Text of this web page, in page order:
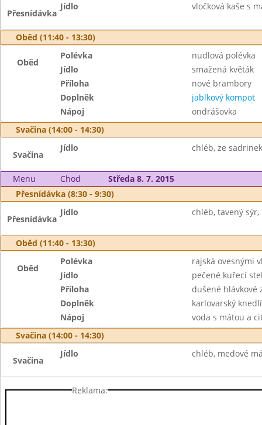
Přesnídávka
Jídlo vločková kaše s
Oběd (11:40 - 13:30)
Oběd
Polévka
nudlová polévka
Jídlo
smažená květák
Příloha
nové brambory
Doplněk
jablkový kompot
Nápoj
ondrášovka
Svačina (14:00 - 14:30)
Svačina
Jídlo chléb, ze
Menu Chod
Středa 8. 7. 2015
Přesnídávka (8:30 - 9:30)
Přesnídávka
Jídlo chléb, tavený sýr,
Oběd (11:40 - 13:30)
Oběd
Polévka
rajská ovesnými
Jídlo
pečené kuřecí
Příloha
dušené hlávkové
Doplněk
karlovarský
Nápoj
voda s mátou a
Svačina (14:00 - 14:30)
Svačina
Jídlo chléb, medové
Reklama: